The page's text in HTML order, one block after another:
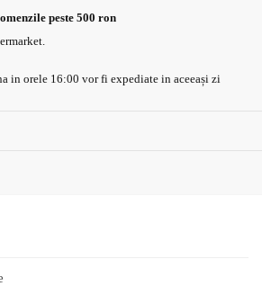
peste 500 ron
in orele 16:00 vor fi expediate in aceeași zi